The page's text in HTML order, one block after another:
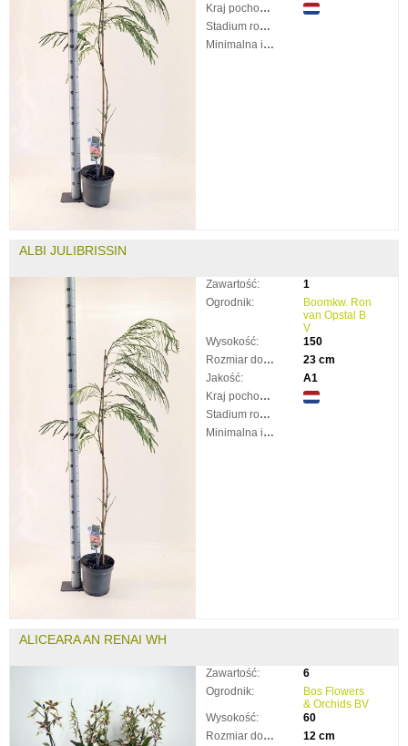
Kraj pochodzenia:
Stadium rozkwitnięcia:
Minimalna ilość taków:
ALBI JULIBRISSIN
Zawartość:
1
Ogrodnik:
Boomkw. Ron
van Opstal B
V
Wysokość:
150
Rozmiar doniczki:
23 cm
Jakość:
A1
Kraj pochodzenia:
Stadium rozkwitnięcia:
Minimalna ilość taków:
ALICEARA AN RENAI WH
Zawartość:
6
Ogrodnik:
Bos Flowers
& Orchids BV
Wysokość:
60
Rozmiar doniczki:
12 cm